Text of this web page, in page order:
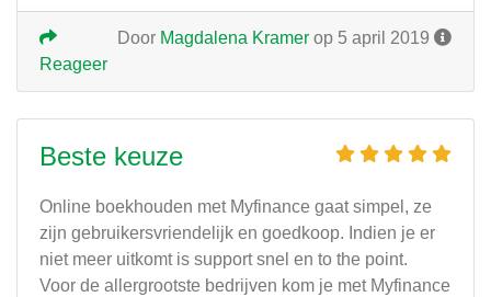
Door Magdalena Kramer op 5 april 2019
Reageer
Beste keuze
Online boekhouden met Myfinance gaat simpel, ze
zijn gebruikersvriendelijk en goedkoop. Indien je er
niet meer uitkomt is support snel en to the point.
Voor de allergrootste bedrijven kom je met Myfinance